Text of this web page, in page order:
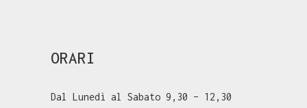
ORARI
Dal Lunedì al Sabato 9,30 – 12,30